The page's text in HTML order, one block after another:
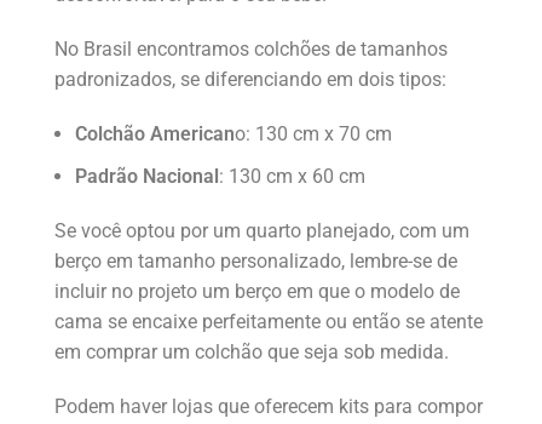
No Brasil encontramos colchões de tamanhos
padronizados, se diferenciando em dois tipos:
Colchão Americano: 130 cm x 70 cm
Padrão Nacional : 130 cm x 60 cm
Se você optou por um quarto planejado, com um
berço em tamanho personalizado, lembre-se de
incluir no projeto um berço em que o modelo de
cama se encaixe perfeitamente ou então se atente
em comprar um colchão que seja sob medida.
Podem haver lojas que oferecem kits para compor